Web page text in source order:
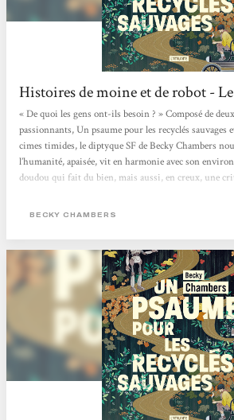
Histoires de moine et de robot -
« De quoi les gens ont-ils besoin ? » Composé de
passionnants, Un psaume pour les recyclés sauvages
cimes timides, le diptyque SF de Becky Chambers
l’humanité, apaisée, vit en harmonie avec son
doudou qui fait du bien, mais aussi, en creux, une
interactions. > Écouter la chronique <
BECKY CHAMBERS